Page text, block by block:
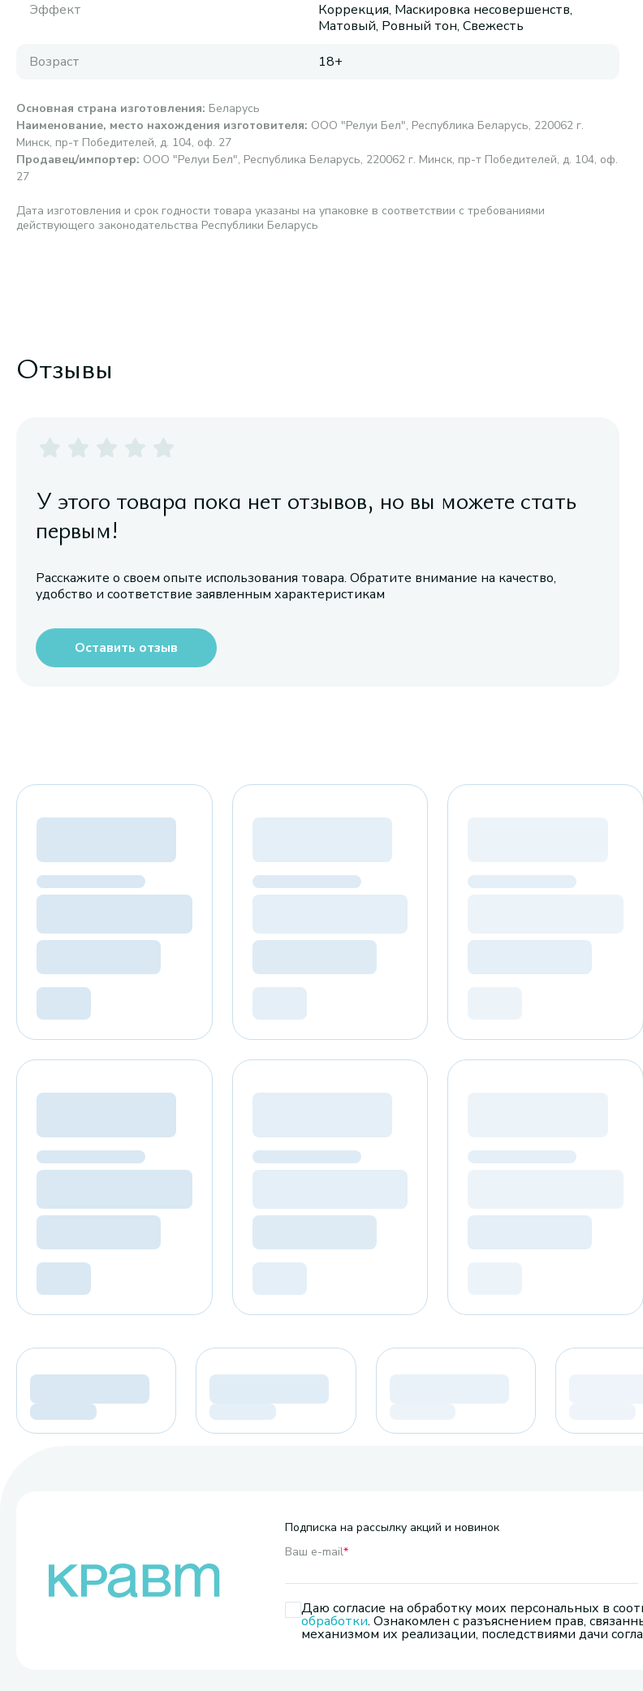
Эффект
Коррекция, Маскировка несовершенств,
Матовый, Ровный тон, Свежесть
Возраст
18+
Основная страна изготовления: Беларусь
Наименование, место нахождения изготовителя: ООО "Релуи Бел", Республика Беларусь, 220062 г.
Минск, пр-т Победителей, д. 104, оф. 27
Продавец/импортер: ООО "Релуи Бел", Республика Беларусь, 220062 г. Минск, пр-т Победителей, д. 104, оф.
27
Дата изготовления и срок годности товара указаны на упаковке в соответствии с требованиями
действующего законодательства Республики Беларусь
Отзывы
У этого товара пока нет отзывов, но вы можете стать
первым!
Расскажите о своем опыте использования товара. Обратите внимание на качество,
удобство и соответствие заявленным характеристикам
Оставить отзыв
Подписка на рассылку акций и новинок
Ваш e-mail*
Даю согласие на обработку моих персональных в
обработки. Ознакомлен с разъяснением прав,
механизмом их реализации, последствиями дачи